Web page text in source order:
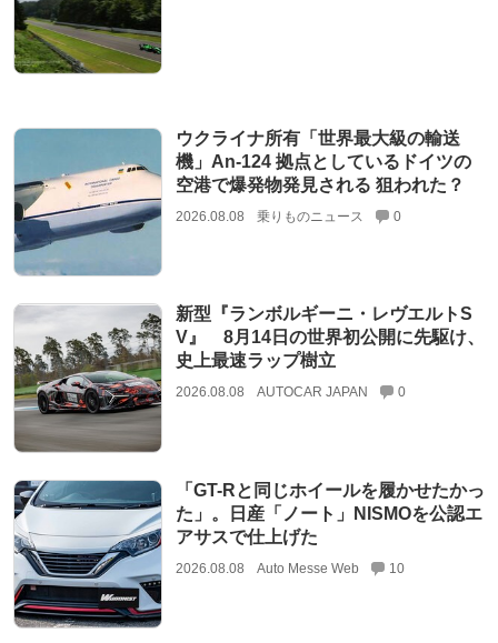
ウクライナ所有「世界最大級の輸送
機」An-124 拠点としているドイツの
空港で爆発物発見される 狙われた？
2026.08.08 乗りものニュース 0
新型『ランボルギーニ・レヴエルトS
V』 8月14日の世界初公開に先駆け、
史上最速ラップ樹立
2026.08.08 AUTOCAR JAPAN 0
「GT-Rと同じホイールを履かせたかっ
た」。日産「ノート」NISMOを公認エ
アサスで仕上げた
2026.08.08 Auto Messe Web 10